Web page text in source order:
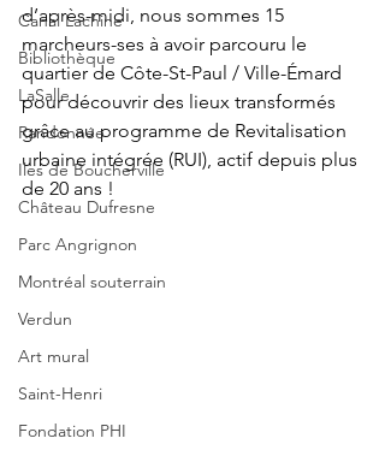
Canal Lachine
Bibliothèque
LaSalle
Randonnée
Iles de Boucherville
Château Dufresne
Parc Angrignon
Montréal souterrain
Verdun
Art mural
Saint-Henri
Fondation PHI
d’après-midi, nous sommes 15
marcheurs-ses à avoir parcouru le
quartier de Côte-St-Paul / Ville-Émard
pour découvrir des lieux transformés
grâce au programme de Revitalisation
urbaine intégrée (RUI), actif depuis plus
de 20 ans !